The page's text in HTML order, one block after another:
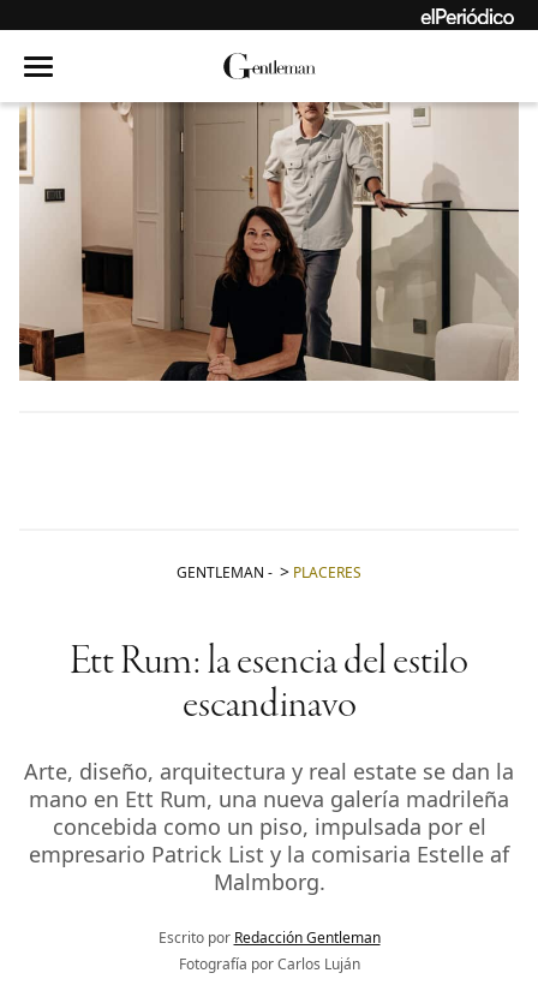
GENTLEMAN - PLACERES
Ett Rum: la esencia del estilo
escandinavo
Arte, diseño, arquitectura y real estate se dan la
mano en Ett Rum, una nueva galería madrileña
concebida como un piso, impulsada por el
empresario Patrick List y la comisaria Estelle af
Malmborg.
Escrito por Redacción Gentleman
Fotografía por Carlos Luján